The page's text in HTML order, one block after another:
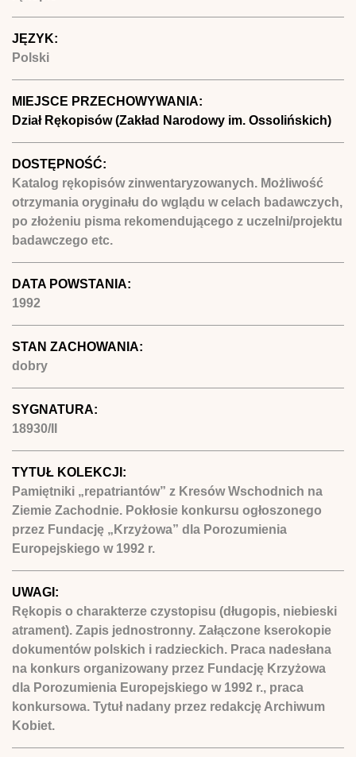
JĘZYK:
Polski
MIEJSCE PRZECHOWYWANIA:
Dział Rękopisów (Zakład Narodowy im. Ossolińskich)
DOSTĘPNOŚĆ:
Katalog rękopisów zinwentaryzowanych. Możliwość
otrzymania oryginału do wglądu w celach badawczych,
po złożeniu pisma rekomendującego z uczelni/projektu
badawczego etc.
DATA POWSTANIA:
1992
STAN ZACHOWANIA:
dobry
SYGNATURA:
18930/II
TYTUŁ KOLEKCJI:
Pamiętniki „repatriantów” z Kresów Wschodnich na
Ziemie Zachodnie. Pokłosie konkursu ogłoszonego
przez Fundację „Krzyżowa” dla Porozumienia
Europejskiego w 1992 r.
UWAGI:
Rękopis o charakterze czystopisu (długopis, niebieski
atrament). Zapis jednostronny. Załączone kserokopie
dokumentów polskich i radzieckich. Praca nadesłana
na konkurs organizowany przez Fundację Krzyżowa
dla Porozumienia Europejskiego w 1992 r., praca
konkursowa. Tytuł nadany przez redakcję Archiwum
Kobiet.